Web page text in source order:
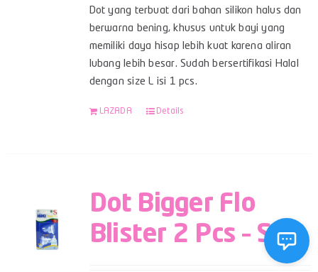
Dot yang terbuat dari bahan silikon halus dan
berwarna bening, khusus untuk bayi yang
memiliki daya hisap lebih kuat karena aliran
lubang lebih besar. Sudah bersertifikasi Halal
dengan size L isi 1 pcs.
LAZADA Details
Dot Bigger Flo
Blister 2 Pcs – S